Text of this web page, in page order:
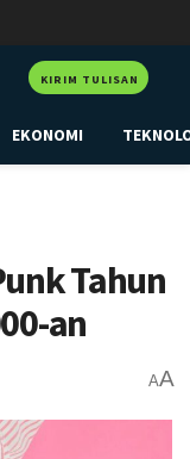
KIRIM TULISAN
EKONOMI
Tahun
an
AA